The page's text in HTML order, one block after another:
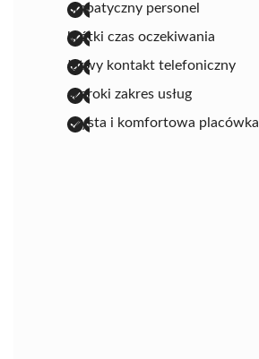
empatyczny personel
krótki czas oczekiwania
łatwy kontakt telefoniczny
szeroki zakres usług
czysta i komfortowa placówka